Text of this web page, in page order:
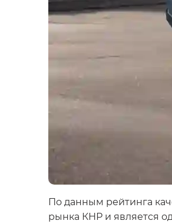
По данным рейтинга
рынка КНР и является